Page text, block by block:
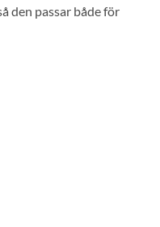
den passar både för